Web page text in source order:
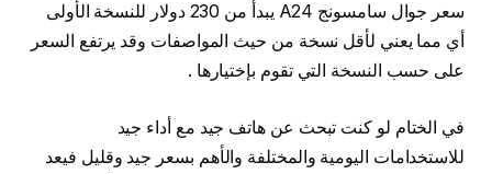
سعر جوال سامسونج A24 يبدأ من 230 دولار للنسخة الأولى
أي مما يعني لأقل نسخة من حيث المواصفات وقد يرتفع السعر
على حسب النسخة التي تقوم بإختيارها .
في الختام لو كنت تبحث عن هاتف جيد مع أداء جيد
للاستخدامات اليومية والمختلفة والأهم بسعر جيد وقليل فيعد